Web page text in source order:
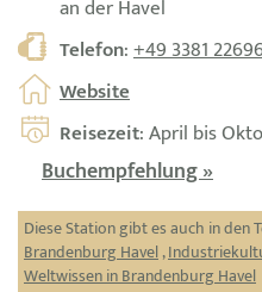
an der Havel
Telefon:+49 3381
Website
Reisezeit: April bis
Buchempfehlung »
Diese Station gibt es auch in den
Brandenburg Havel,
Weltwissen in Brandenburg Havel